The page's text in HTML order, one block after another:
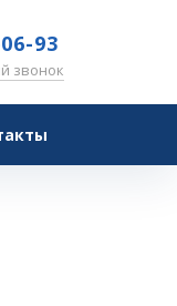
93
звонок